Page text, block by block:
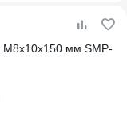
М8x10x150 мм SMP-